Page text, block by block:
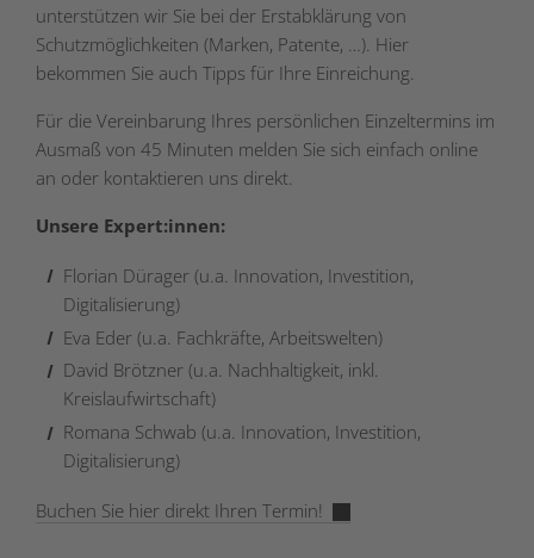
unterstützen wir Sie bei der Erstabklärung von
Schutzmöglichkeiten (Marken, Patente, …). Hier
bekommen Sie auch Tipps für Ihre Einreichung.
Für die Vereinbarung Ihres persönlichen Einzeltermins im
Ausmaß von 45 Minuten melden Sie sich einfach online
an oder kontaktieren uns direkt.
Unsere Expert:innen:
Florian Dürager (u.a. Innovation, Investition,
Digitalisierung)
Eva Eder (u.a. Fachkräfte, Arbeitswelten)
David Brötzner (u.a. Nachhaltigkeit, inkl.
Kreislaufwirtschaft)
Romana Schwab (u.a. Innovation, Investition,
Digitalisierung)
Buchen Sie hier direkt Ihren Termin!